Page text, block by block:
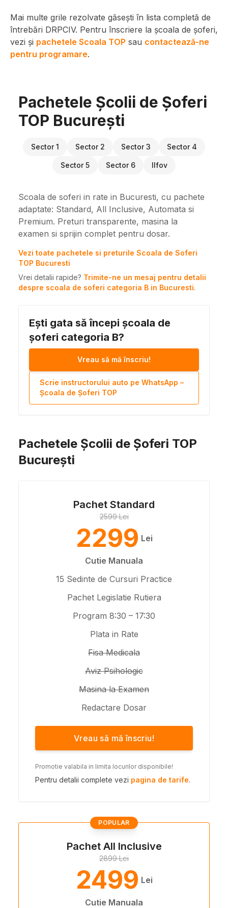
Mai multe grile rezolvate găsești în lista completă de
întrebări DRPCIV. Pentru înscriere la școala de șoferi,
vezi și pachetele Scoala TOP sau contactează-ne
pentru programare.
Pachetele Școlii de Șoferi
TOP București
Sector 1 Sector 2 Sector 3 Sector 4
Sector 5 Sector 6 Ilfov
Scoala de soferi in rate in Bucuresti, cu pachete
adaptate: Standard, All Inclusive, Automata si
Premium. Preturi transparente, masina la
examen si sprijin complet pentru dosar.
Vezi toate pachetele si preturile Scoala de Soferi
TOP Bucuresti
Vrei detalii rapide? Trimite-ne un mesaj pentru detalii
despre scoala de soferi categoria B in Bucuresti.
Ești gata să începi școala de
șoferi categoria B?
Vreau să mă înscriu!
Scrie instructorului auto pe WhatsApp –
Școala de Șoferi TOP
Pachetele Școlii de Șoferi TOP
București
Pachet Standard
2599 Lei
2299 Lei
Cutie Manuala
15 Sedinte de Cursuri Practice
Pachet Legislatie Rutiera
Program 8:30 – 17:30
Plata in Rate
Fisa Medicala
Aviz Psihologic
Masina la Examen
Redactare Dosar
Vreau să mă înscriu!
Promotie valabila in limita locurilor disponibile!
Pentru detalii complete vezi pagina de tarife.
POPULAR
Pachet All Inclusive
2899 Lei
2499 Lei
Cutie Manuala